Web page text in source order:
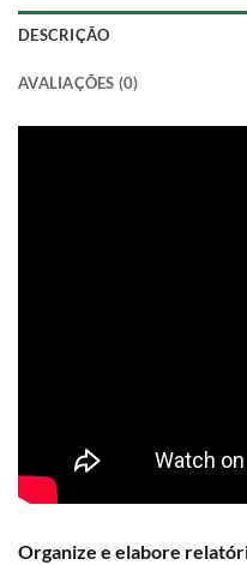
DESCRIÇÃO
AVALIAÇÕES (0)
Organize e elabore